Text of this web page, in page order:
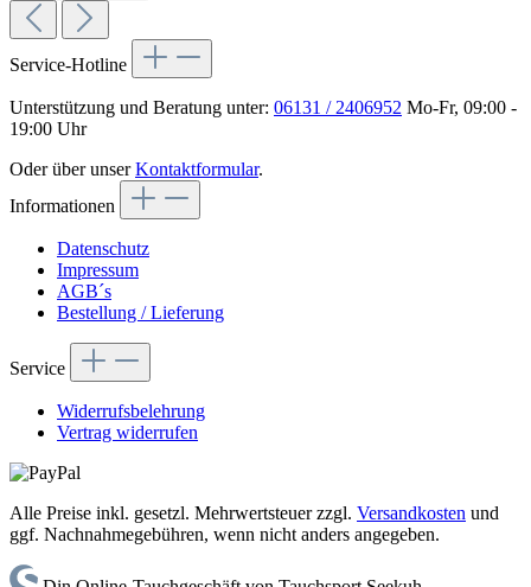
Service-Hotline
Unterstützung und Beratung unter: 06131 / 2406952 Mo-Fr, 09:00 -
19:00 Uhr
Oder über unserKontaktformular.
Informationen
Datenschutz
Impressum
AGB´s
Bestellung / Lieferung
Service
Widerrufsbelehrung
Vertrag widerrufen
Alle Preise inkl. gesetzl. Mehrwertsteuer zzgl. Versandkosten und
ggf. Nachnahmegebühren, wenn nicht anders angegeben.